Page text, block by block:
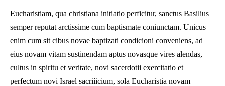
Eucharistiam, qua christiana initiatio perficitur, sanctus Basilius
semper reputat arctissime cum baptismate coniunctam. Unicus
enim cum sit cibus novae baptizati condicioni conveniens, ad
eius novam vitam sustinendam aptus novasque vires alendas,
cultus in spiritu et veritate, novi sacerdotii exercitatio et
perfectum novi Israel sacriíicium, sola Eucharistia novam